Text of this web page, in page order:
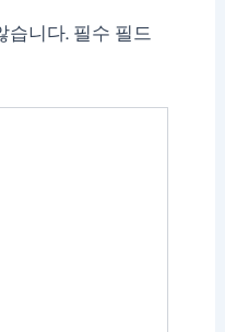
습니다. 필수 필드